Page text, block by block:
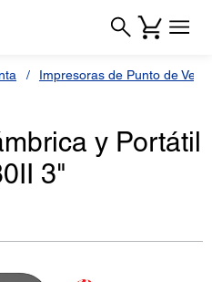
Impresoras de Punto de
y Portátil
3"